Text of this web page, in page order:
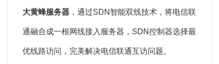
大黄蜂服务器 ，通过SDN智能双线技术，将电信联
通融合成一根网线接入服务器，SDN控制器选择最
优线路访问，完美解决电信联通互访问题。